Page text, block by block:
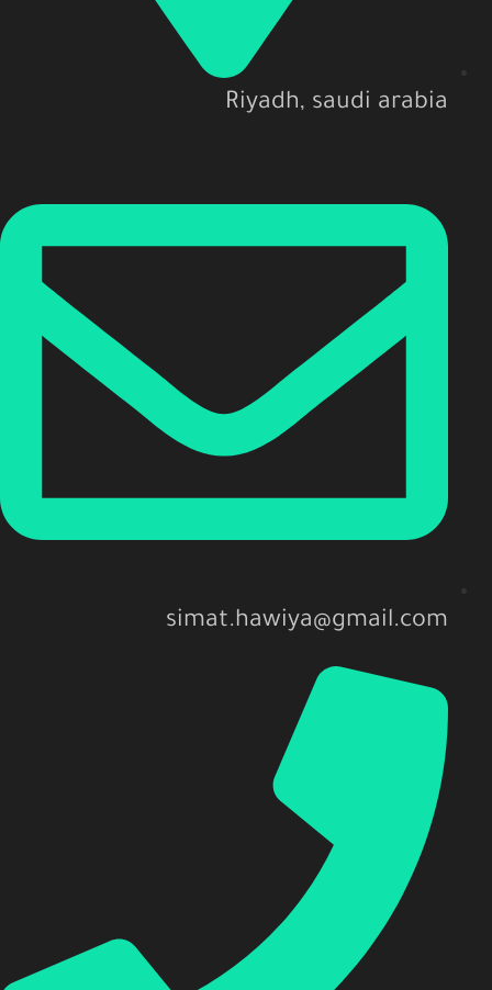
Riyadh, saudi arabia
simat.hawiya@gmail.com